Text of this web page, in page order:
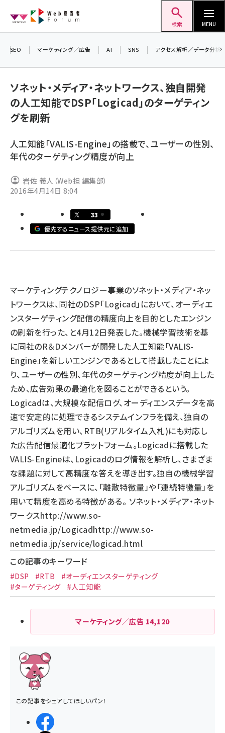
ン
検索 MENU
seo (3523)
youtube (2429)
セミナー (2303)
meo (1275)
SEO マーケティング／広告 AI SNS アクセス解析／データ分析
ソネット・メディア・ネットワークス、独自開発
の人工知能でDSP「Logicad」のターゲティン
グを刷新
人工知能「VALIS-Engine」の搭載で、ユーザーの性別、
年代のターゲティング精度が向上
岩佐 義人（Web担 編集部）
2016年4月14日 8:04
33
優先するニュース提供元に追加
マーケティングテクノロジー事業のソネット・メディア・ネッ
トワークスは、同社のDSP「Logicad」において、オーディエ
ンスターゲティング配信の精度向上を目的としたエンジン
の刷新を行った、と4月12日発表した。機械学習技術を基
に同社のR＆Dメンバーが開発した人工知能「VALIS-
Engine」を新しいエンジンであるとして搭載したことによ
り、ユーザーの性別、年代のターゲティング精度が向上した
ため、広告効果の最適化を図ることができるという。
Logicadは、大規模な配信ログ、オーディエンスデータを高
速で安定的に処理できるシステムインフラを備え、独自の
アルゴリズムを用い、RTB(リアルタイム入札)にも対応し
た広告配信最適化プラットフォーム。Logicadに搭載した
VALIS-Engineは、Logicadのログ情報を解析し、さまざま
な課題に対して高精度な答えを導き出す。独自の機械学習
アルゴリズムをベースに、「離散特徴量」や「連続特徴量」を
用いて精度を高める特徴がある。 ソネット・メディア・ネット
ワークスhttp://www.so-
netmedia.jp/Logicadhttp://www.so-
netmedia.jp/service/logicad.html
この記事のキーワード
#DSP #RTB
#オーディエンスターゲティング
#ターゲティング
#人工知能
マーケティング／広告 14,120
この記事をシェアしてほしいパン！
差し
▼ア